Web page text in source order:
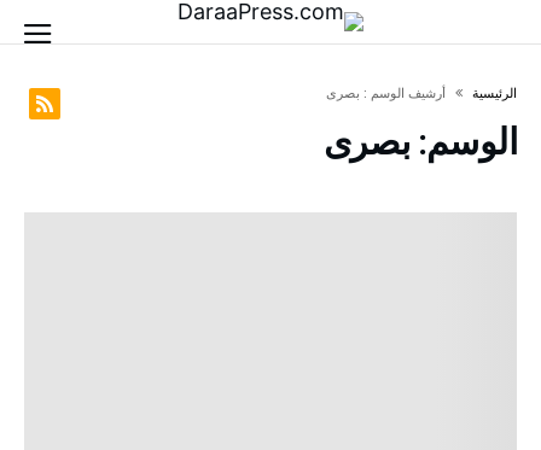
‫الرئيسية‬ ‫أرشيف الوسم :‬ بصرى
الوسم: بصرى